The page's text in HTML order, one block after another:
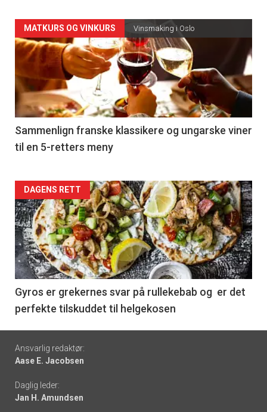
Forsiden
akkurat
nå
-
5
MATKURS OG VINKURS Vinsmaking i Oslo
Sammenlign franske klassikere og ungarske viner
til en 5-retters meny
Forsiden
akkurat
nå
-
6
DAGENS RETT
Gyros er grekernes svar på rullekebab og er det
perfekte tilskuddet til helgekosen
Footer
-
links
Ansvarlig redaktør:
Aase E. Jacobsen
Daglig leder:
Jan H. Amundsen